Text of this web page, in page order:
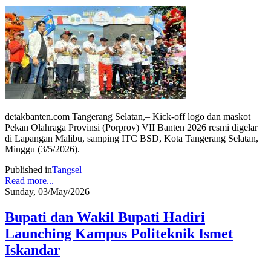
detakbanten.com Tangerang Selatan,– Kick-off logo dan maskot
Pekan Olahraga Provinsi (Porprov) VII Banten 2026 resmi digelar
di Lapangan Malibu, samping ITC BSD, Kota Tangerang Selatan,
Minggu (3/5/2026).
Published inTangsel
Read more...
Sunday, 03/May/2026
Bupati dan Wakil Bupati Hadiri
Launching Kampus Politeknik Ismet
Iskandar